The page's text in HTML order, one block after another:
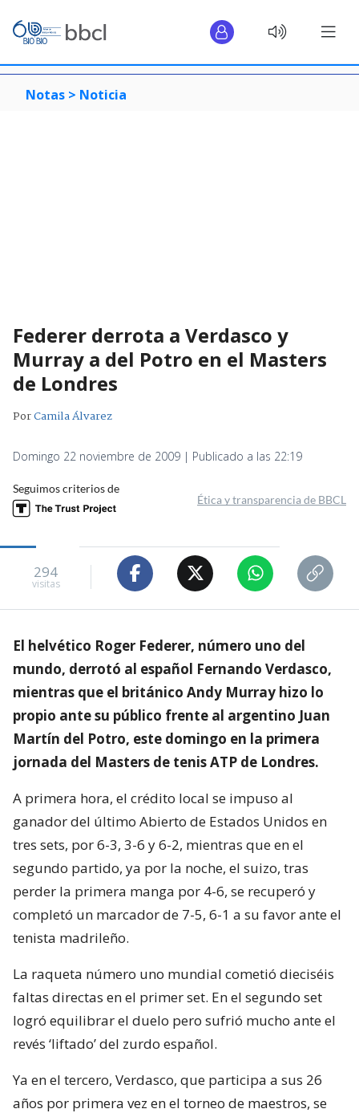
Notas > Noticia
Federer derrota a Verdasco y
Murray a del Potro en el Masters
de Londres
PorCamila Álvarez
Domingo 22 noviembre de 2009 | Publicado a las 22:19
Seguimos criterios de
Ética y transparencia de BBCL
294
visitas
El helvético Roger Federer, número uno del
mundo, derrotó al español Fernando Verdasco,
mientras que el británico Andy Murray hizo lo
propio ante su público frente al argentino Juan
Martín del Potro, este domingo en la primera
jornada del Masters de tenis ATP de Londres.
A primera hora, el crédito local se impuso al
ganador del último Abierto de Estados Unidos en
tres sets, por 6-3, 3-6 y 6-2, mientras que en el
segundo partido, ya por la noche, el suizo, tras
perder la primera manga por 4-6, se recuperó y
completó un marcador de 7-5, 6-1 a su favor ante el
tenista madrileño.
La raqueta número uno mundial cometió dieciséis
faltas directas en el primer set. En el segundo set
logró equilibrar el duelo pero sufrió mucho ante el
revés ‘liftado’ del zurdo español.
Ya en el tercero, Verdasco, que participa a sus 26
años por primera vez en el torneo de maestros, se